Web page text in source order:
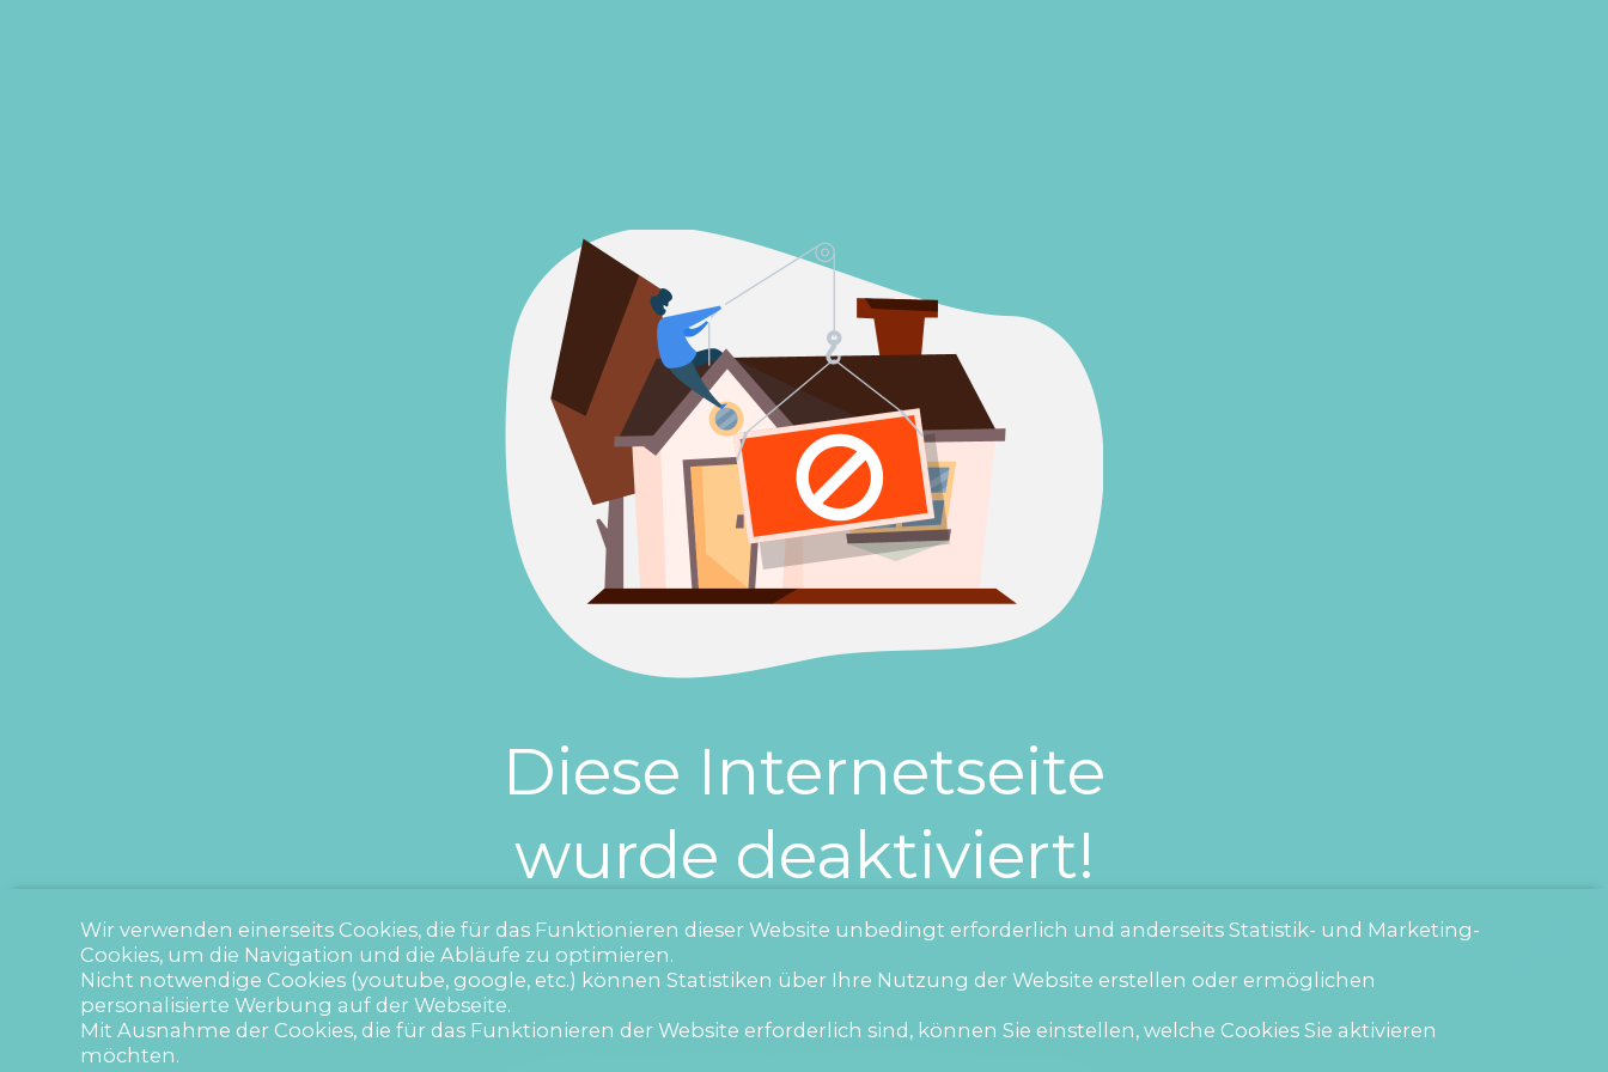
Diese Internetseite
wurde deaktiviert!
Wir verwenden einerseits Cookies, die für das Funktionieren dieser Website unbedingt erforderlich und anderseits Statistik- und Marketing-
Cookies, um die Navigation und die Abläufe zu optimieren.
Nicht notwendige Cookies (youtube, google, etc.) können Statistiken über Ihre Nutzung der Website erstellen oder ermöglichen
personalisierte Werbung auf der Webseite.
Mit Ausnahme der Cookies, die für das Funktionieren der Website erforderlich sind, können Sie einstellen, welche Cookies Sie aktivieren
möchten.